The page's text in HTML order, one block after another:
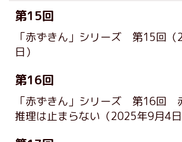
第15回
「赤ずきん」シリーズ 第15回
日）
第16回
「赤ずきん」シリーズ 第16回
推理は止まらない （2025年9月4日